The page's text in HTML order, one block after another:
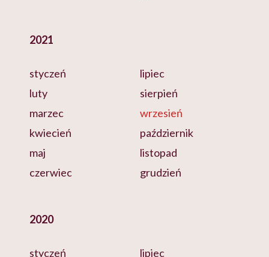
2021
styczeń
luty
marzec
kwiecień
maj
czerwiec
lipiec
sierpień
wrzesień
październik
listopad
grudzień
2020
styczeń
lipiec